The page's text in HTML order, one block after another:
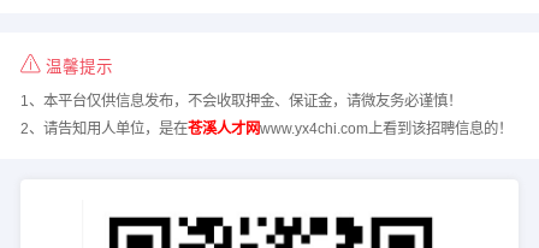
温馨提示
1、本平台仅供信息发布，不会收取押金、保证金，请微友务必谨慎！
2、请告知用人单位，是在苍溪人才网www.yx4chi.com上看到该招聘信息的！